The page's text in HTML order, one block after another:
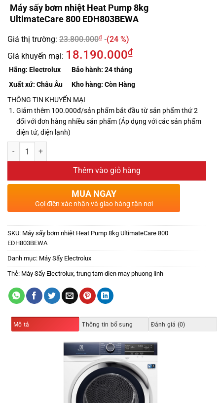
Máy sấy bơm nhiệt Heat Pump 8kg
UltimateCare 800 EDH803BEWA
Giá thị trường: 23.800.000₫
(24 %)
Giá khuyến mại: 18.190.000₫
Hãng: Electrolux
Xuất xứ: Châu Âu
Bảo hành: 24 tháng
Kho hàng: Còn Hàng
THÔNG TIN KHUYẾN MẠI
Giảm thêm 100.000đ/sản phẩm bắt đầu từ sản phẩm thứ 2
đối với đơn hàng nhiều sản phẩm (Áp dụng với các sản phẩm
điện tử, điện lạnh)
Thêm vào giỏ hàng
MUA NGAY
Gọi điện xác nhận và giao hàng tận nơi
SKU: Máy sấy bơm nhiệt Heat Pump 8kg UltimateCare 800
EDH803BEWA
Danh mục: Máy Sấy Electrolux
Thẻ: Máy Sấy Electrolux trung tam dien may phuong linh
Mô tả Thông tin bổ sung Đánh giá (0)